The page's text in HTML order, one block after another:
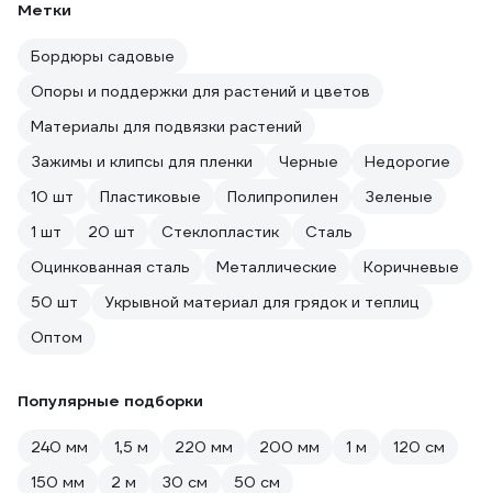
Метки
Бордюры садовые
Опоры и поддержки для растений и цветов
Материалы для подвязки растений
Зажимы и клипсы для пленки
Черные
Недорогие
10 шт
Пластиковые Полипропилен
Зеленые
1 шт
20 шт Стеклопластик
Сталь
Оцинкованная сталь
Металлические
Коричневые
50 шт
Укрывной материал для грядок и теплиц
Оптом
Популярные подборки
240 мм 1,5 м 220 мм 200 мм 1 м
120 см
150 мм
2 м 30 см 50 см